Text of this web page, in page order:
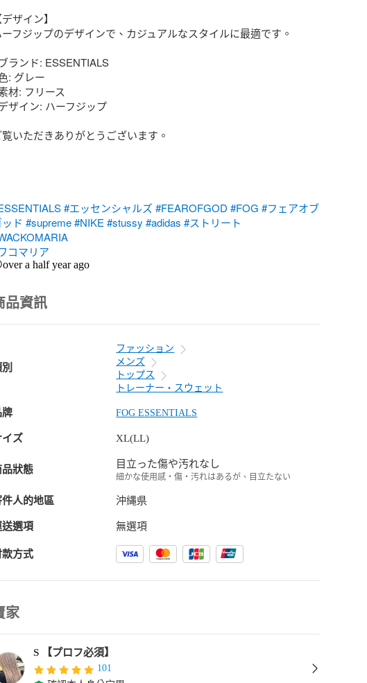
デザイン】
ーフジップのデザインで、カジュアルなスタイルに最適です。
ランド: ESSENTIALS
: グレー
材: フリース
ザイン: ハーフジップ
覧いただきありがとうございます。
#エッセンシャルズ #FEAROFGOD #FOG #フェアオブ
ッド #supreme #NIKE #stussy #adidas #ストリート
コマリア
over a half year ago
品資訊
ファッション
メンズ
トップス
トレーナー・スウェット
牌 FOG ESSENTIALS
イズ XL(LL)
品狀態 目立った傷や汚れなし
細かな使用感・傷・汚れはあるが、目立たない
件人的地區 沖縄県
送選項 無選項
款方式
家
S 【プロフ必須】
101